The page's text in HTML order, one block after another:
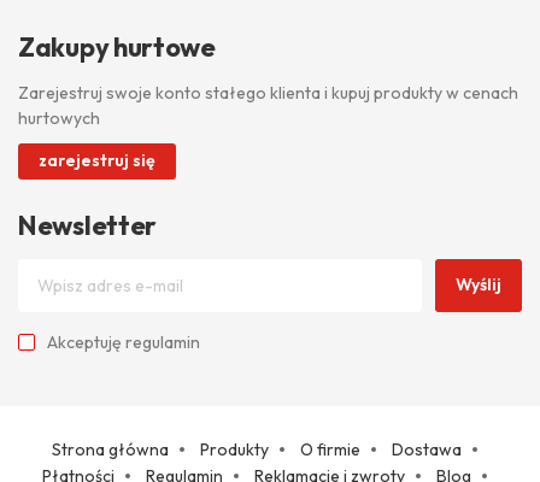
Zakupy hurtowe
Zarejestruj swoje konto stałego klienta i kupuj produkty w cenach
hurtowych
zarejestruj się
Newsletter
Wyślij
Akceptuję regulamin
Strona główna Produkty O firmie
Dostawa
Płatności
Regulamin Reklamacje i zwroty Blog